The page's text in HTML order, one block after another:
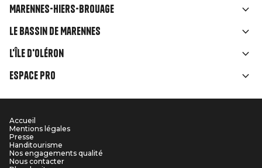
Liens
rubriques
Marennes-Hiers-Brouage
Le Bassin de Marennes
L'île d'Oléron
Espace Pro
Menu
Pied
Accueil
Mentions légales
Presse
Handitourisme
Nos engagements qualité
Nous contacter